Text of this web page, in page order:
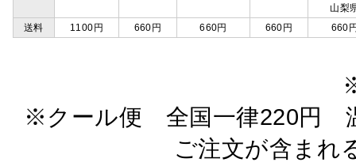
山梨
送料
1100円 660円 660円 660円 660
※クール便 全国一律220円
ご注文が含ま